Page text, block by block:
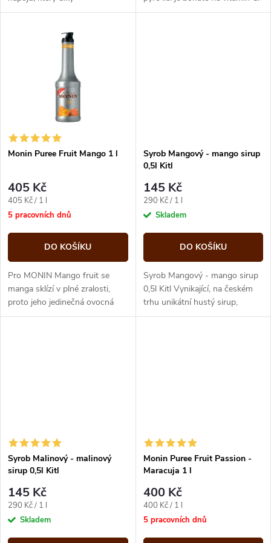
k
kombinovatelnosti s dalšími
Monin Puree Fruit Mango 1 l
405 Kč
Měrná
cena:
405 Kč / 1 l
5 pracovních dnů
DO KOŠÍKU
Pro MONIN Mango fruit se
manga sklízí v plné zralosti,
proto jeho jedinečná ovocná
chuť a konzistence odpovídá
Syrob Mangový - mango sirup
0,5l Kitl
145 Kč
Měrná
cena:
290 Kč / 1 l
Skladem
DO KOŠÍKU
Syrob Mangový - mango sirup
0,5l Kitl Vynikající, na českém
trhu unikátní hustý sirup,
vyrobený z malinové šťávy a
Syrob Malinový - malinový
sirup 0,5l Kitl
145 Kč
Měrná
cena:
290 Kč / 1 l
Skladem
Monin Puree Fruit Passion -
Maracuja 1 l
400 Kč
Měrná
cena:
400 Kč / 1 l
5 pracovních dnů